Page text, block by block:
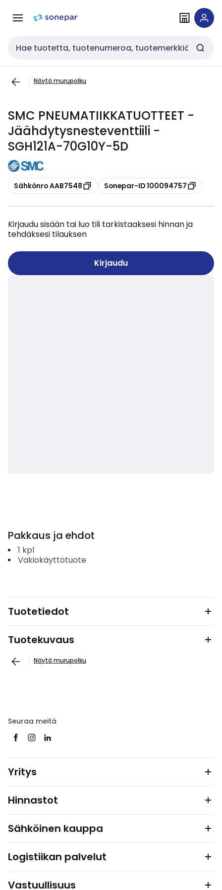
navigointiinsisältöön
Haku
Näytä murupolku
SMC PNEUMATIIKKATUOTTEET -
Jäähdytysnesteventtiili -
SGH121A-70G10Y-5D
Kopioi
Sähkönro AAB7548 Kopioi
Sonepar-ID 100094757
Kirjaudu sisään tai luo tili tarkistaaksesi hinnan ja
tehdäksesi tilauksen
Kirjaudu
Pakkaus ja ehdot
1 kpl
Vakiokäyttötuote
Tuotetiedot
Tuotekuvaus
Näytä murupolku
Seuraa meitä
Yritys
Hinnastot
Sähköinen kauppa
Logistiikan palvelut
Vastuullisuus